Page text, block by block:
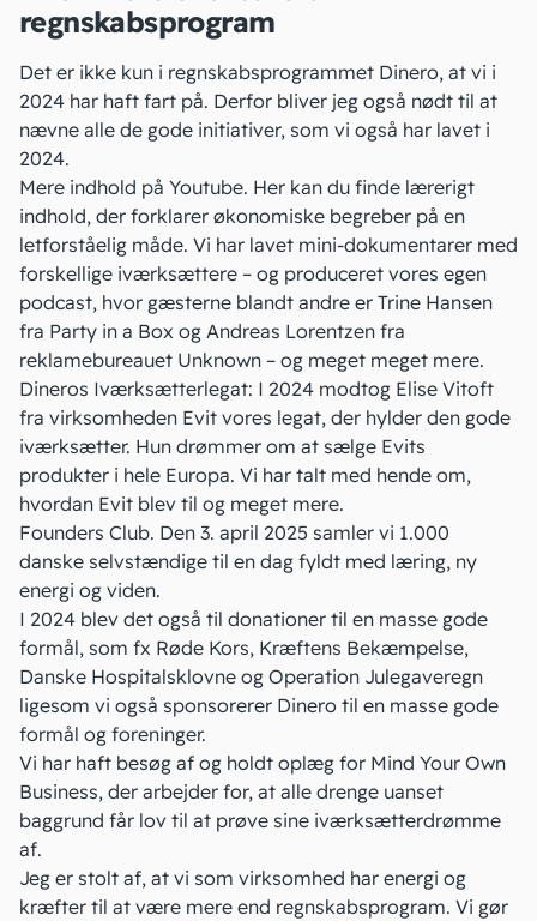
regnskabsprogram
Det er ikke kun i regnskabsprogrammet Dinero, at vi i
2024 har haft fart på. Derfor bliver jeg også nødt til at
nævne alle de gode initiativer, som vi også har lavet i
2024.
Mere indhold på Youtube. Her kan du finde lærerigt
indhold, der forklarer økonomiske begreber på en
letforståelig måde. Vi har lavet mini-dokumentarer med
forskellige iværksættere – og produceret vores egen
podcast, hvor gæsterne blandt andre er Trine Hansen
fra Party in a Box og Andreas Lorentzen fra
reklamebureauet Unknown – og meget meget mere.
Dineros Iværksætterlegat: I 2024 modtog Elise Vitoft
fra virksomheden Evit vores legat, der hylder den gode
iværksætter. Hun drømmer om at sælge Evits
produkter i hele Europa. Vi har talt med hende om,
hvordan Evit blev til og meget mere.
Founders Club. Den 3. april 2025 samler vi 1.000
danske selvstændige til en dag fyldt med læring, ny
energi og viden.
I 2024 blev det også til donationer til en masse gode
formål, som fx Røde Kors, Kræftens Bekæmpelse,
Danske Hospitalsklovne og Operation Julegaveregn
ligesom vi også sponsorerer Dinero til en masse gode
formål og foreninger.
Vi har haft besøg af og holdt oplæg for Mind Your Own
Business, der arbejder for, at alle drenge uanset
baggrund får lov til at prøve sine iværksætterdrømme
af.
Jeg er stolt af, at vi som virksomhed har energi og
kræfter til at være mere end regnskabsprogram. Vi gør